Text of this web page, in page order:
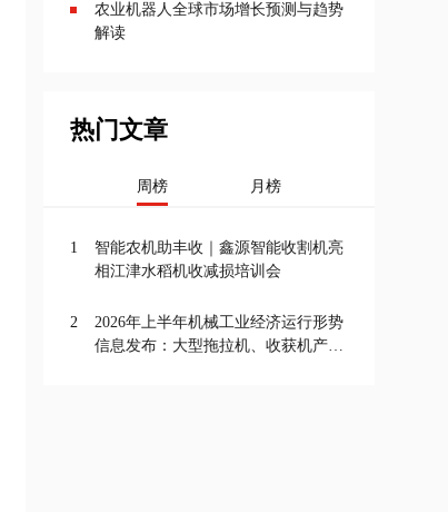
农业机器人全球市场增长预测与趋势
解读
热门文章
周榜 月榜
1
智能农机助丰收｜鑫源智能收割机亮
相江津水稻机收减损培训会
2
2026年上半年机械工业经济运行形势
信息发布：大型拖拉机、收获机产量